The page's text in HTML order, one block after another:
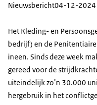
Nieuwsbericht04-12-2024
Het Kleding- en
bedrijf) en de
ineen. Sinds deze week
gereed voor de
uiteindelijk zo’n 30.000
hergebruik in het